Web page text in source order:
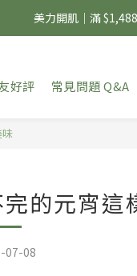
夏日輕補給｜500g 植
美力開肌｜滿
好評 常見問題 Q&A
的元宵這
07-08